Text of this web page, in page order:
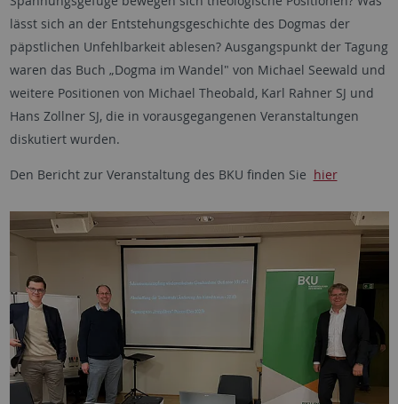
lässt sich an der Entstehungsgeschichte des Dogmas der
päpstlichen Unfehlbarkeit ablesen? Ausgangspunkt der Tagung
waren das Buch „Dogma im Wandel" von Michael Seewald und
weitere Positionen von Michael Theobald, Karl Rahner SJ und
Hans Zollner SJ, die in vorausgegangenen Veranstaltungen
diskutiert wurden.
Den Bericht zur Veranstaltung des BKU finden Sie hier